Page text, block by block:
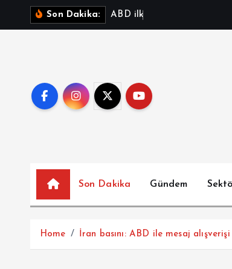
Son Dakika: A B D i k
Son Dakika Gündem
Home İran basını: ABD ile mesaj